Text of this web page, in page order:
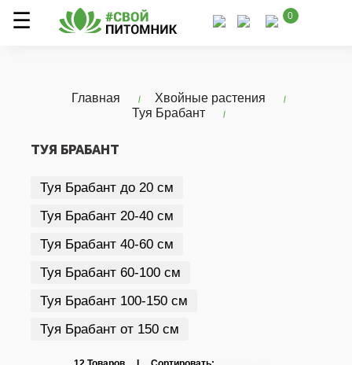
0
Главная
Хвойные растения
Туя Брабант
ТУЯ БРАБАНТ
Туя Брабант до 20 см
Туя Брабант 20-40 см
Туя Брабант 40-60 см
Туя Брабант 60-100 см
Туя Брабант 100-150 см
Туя Брабант от 150 см